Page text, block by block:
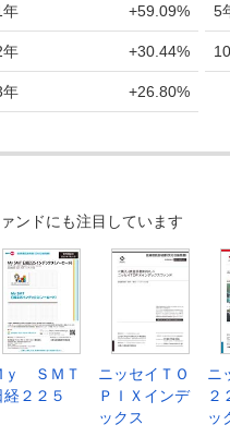
年 +59.09%
年 +30.44%
年 +26.80%
5
ンドにも注目しています
ｙ ＳＭＴ
経２２５
ニッセイＴＯ
ＰＩＸインデ
ックス
ニ
２
ッ